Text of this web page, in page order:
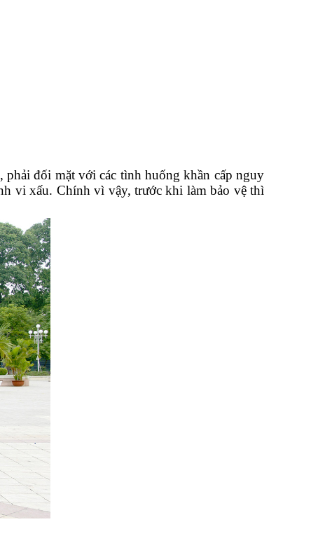
đối mặt với các tình huống khần cấp nguy
vi xấu. Chính vì vậy, trước khi làm bảo vệ thì